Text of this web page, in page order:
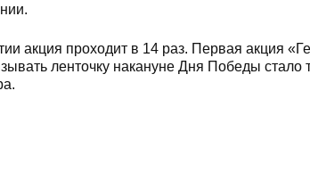
акция проходит в 14 раз. Первая акция
ленточку накануне Дня Победы